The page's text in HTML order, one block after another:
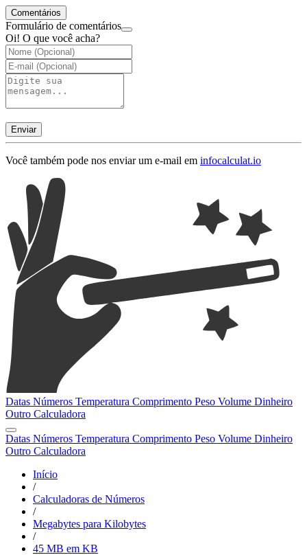
Comentários
Formulário de comentários
Oi! O que você acha?
Enviar
Você também pode nos enviar um e-mail em infocalculat.io
Datas Números Temperatura Comprimento Peso Volume Dinheiro
Outro Calculadora
Datas Números Temperatura Comprimento Peso Volume Dinheiro
Outro Calculadora
Início
/
Calculadoras de Números
/
Megabytes para Kilobytes
/
45 MB em KB